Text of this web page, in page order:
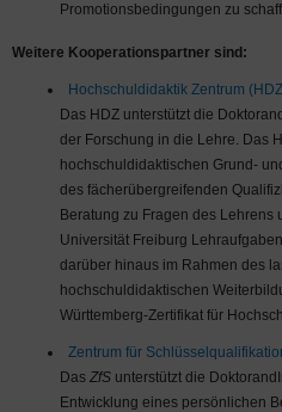
Promotionsbedingungen zu
Weitere Kooperationspartner sind:
Hochschuldidaktik Zentrum
Das HDZ unterstützt die
der Forschung in die Lehre. Das
hochschuldidaktischen Grund-
des fächerübergreifenden
Beratung zu Fragen des
Universität Freiburg
darüber hinaus im Rahmen des
hochschuldidaktischen
Württemberg-Zertifikat für
Zentrum für
Das ZfS unterstützt die
Entwicklung eines persönlichen